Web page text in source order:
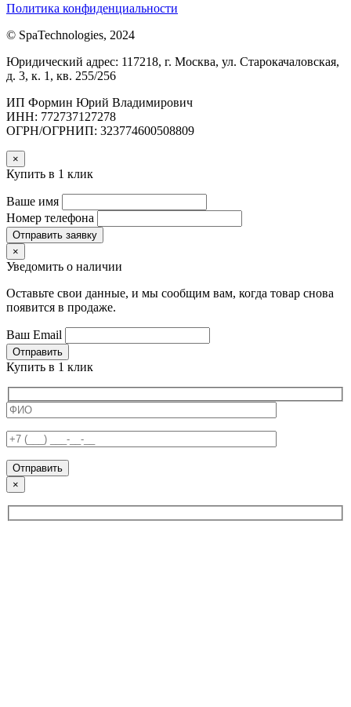
Политика конфиденциальности
© SpaTechnologies, 2024
Юридический адрес: 117218, г. Москва, ул. Старокачаловская,
д. 3, к. 1, кв. 255/256
ИП Формин Юрий Владимирович
ИНН: 772737127278
ОГРН/ОГРНИП: 323774600508809
×
Купить в 1 клик
Ваше имя
Номер телефона
Отправить заявку
×
Уведомить о наличии
Оставьте свои данные, и мы сообщим вам, когда товар снова
появится в продаже.
Ваш Email
Отправить
Купить в 1 клик
×